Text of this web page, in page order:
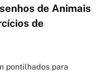
de Animais
de
pontilhados para